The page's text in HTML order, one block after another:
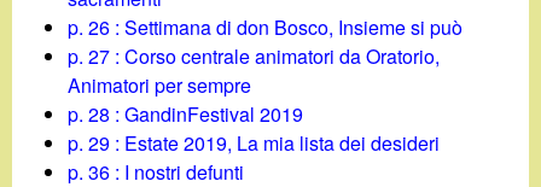
p. 26 : Settimana di don Bosco, Insieme si può
p. 27 : Corso centrale animatori da Oratorio,
Animatori per sempre
p. 28 : GandinFestival 2019
p. 29 : Estate 2019, La mia lista dei desideri
p. 36 : I nostri defunti